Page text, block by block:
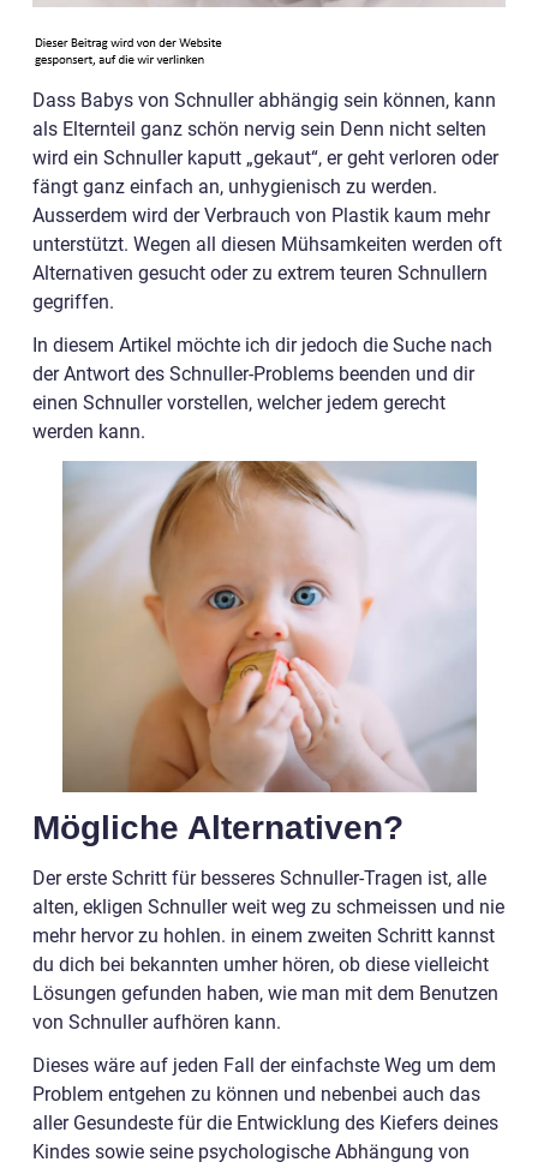
Dass Babys von Schnuller abhängig sein können, kann
als Elternteil ganz schön nervig sein Denn nicht selten
wird ein Schnuller kaputt „gekaut“, er geht verloren oder
fängt ganz einfach an, unhygienisch zu werden.
Ausserdem wird der Verbrauch von Plastik kaum mehr
unterstützt. Wegen all diesen Mühsamkeiten werden oft
Alternativen gesucht oder zu extrem teuren Schnullern
gegriffen.
In diesem Artikel möchte ich dir jedoch die Suche nach
der Antwort des Schnuller-Problems beenden und dir
einen Schnuller vorstellen, welcher jedem gerecht
werden kann.
Mögliche Alternativen?
Der erste Schritt für besseres Schnuller-Tragen ist, alle
alten, ekligen Schnuller weit weg zu schmeissen und nie
mehr hervor zu hohlen. in einem zweiten Schritt kannst
du dich bei bekannten umher hören, ob diese vielleicht
Lösungen gefunden haben, wie man mit dem Benutzen
von Schnuller aufhören kann.
Dieses wäre auf jeden Fall der einfachste Weg um dem
Problem entgehen zu können und nebenbei auch das
aller Gesundeste für die Entwicklung des Kiefers deines
Kindes sowie seine psychologische Abhängung von